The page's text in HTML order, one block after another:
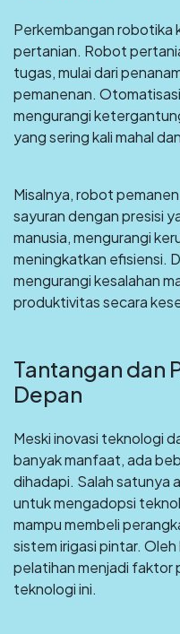
Perkembangan robotika
pertanian. Robot
tugas, mulai dari
pemanenan.
mengurangi
yang sering kali mahal
Misalnya, robot
sayuran dengan presisi
manusia, mengurangi
meningkatkan efisiensi.
mengurangi kesalahan
produktivitas secara
Tantangan dan
Depan
Meski inovasi teknologi
banyak manfaat, ada
dihadapi. Salah satunya
untuk mengadopsi
mampu membeli
sistem irigasi pintar.
pelatihan menjadi faktor
teknologi ini.